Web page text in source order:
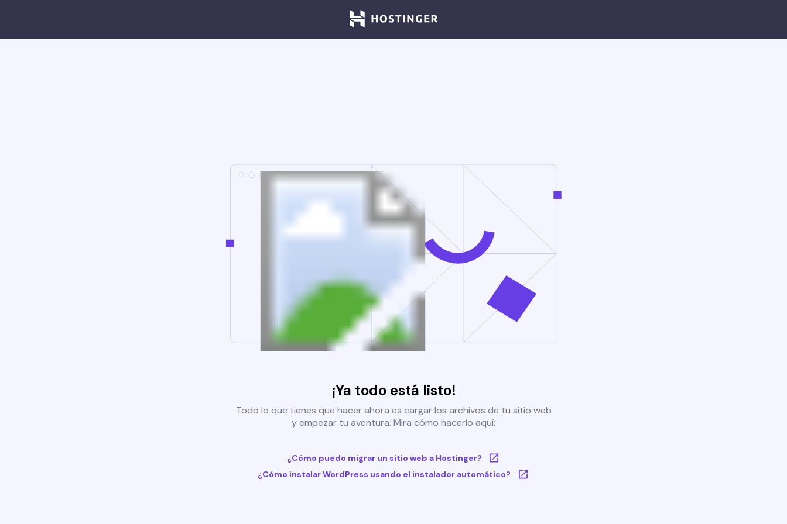
¡Ya todo está listo!
Todo lo que tienes que hacer ahora es cargar los archivos de tu sitio web
y empezar tu aventura. Mira cómo hacerlo aquí:
¿Cómo puedo migrar un sitio web a Hostinger?
¿Cómo instalar WordPress usando el instalador automático?